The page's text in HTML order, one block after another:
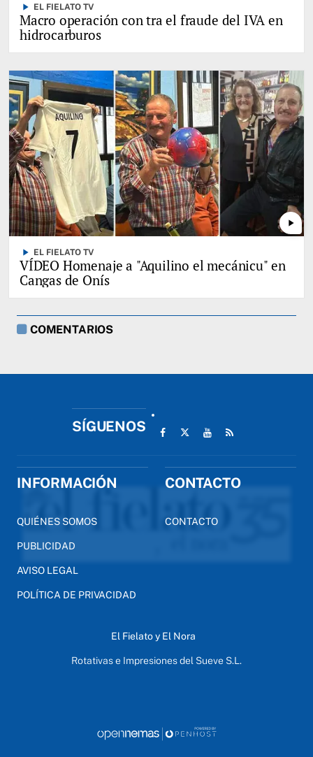
play_arrow EL FIELATO TV
Macro operación con tra el fraude del IVA en
hidrocarburos
play_arrow
play_arrow EL FIELATO TV
VÍDEO Homenaje a "Aquilino el mecánicu" en
Cangas de Onís
COMENTARIOS
SÍGUENOS
INFORMACIÓN
QUIÉNES SOMOS
PUBLICIDAD
AVISO LEGAL
POLÍTICA DE PRIVACIDAD
CONTACTO
CONTACTO
El Fielato y El Nora
Rotativas e Impresiones del Sueve S.L.